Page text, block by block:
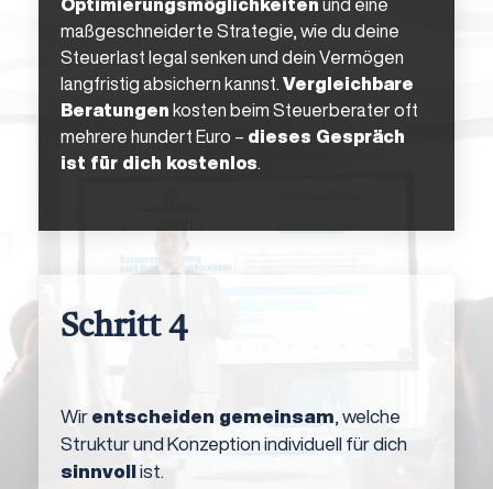
Optimierungsmöglichkeiten und eine
maßgeschneiderte Strategie, wie du deine
Steuerlast legal senken und dein Vermögen
langfristig absichern kannst. Vergleichbare
Beratungen kosten beim Steuerberater oft
mehrere hundert Euro – dieses Gespräch
ist für dich kostenlos
Schritt 4
Wir entscheiden gemeinsam , welche
Struktur und Konzeption individuell für dich
sinnvollist.